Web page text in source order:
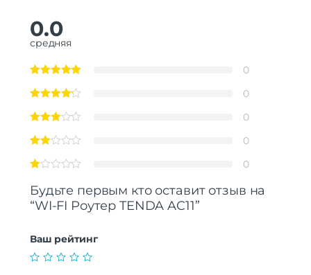
0.0
средняя
0
0
0
0
0
Будьте первым кто оставит отзыв на
“WI-FI Роутер TENDA AC11”
Ваш рейтинг